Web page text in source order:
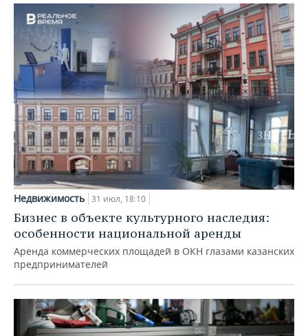
Недвижимость 31 июл, 18:10
Бизнес в объекте культурного наследия:
особенности национальной аренды
Аренда коммерческих площадей в ОКН глазами казанских
предпринимателей